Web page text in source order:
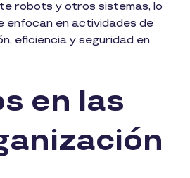
robots y otros sistemas, lo
enfocan en actividades de
eficiencia y seguridad en
en las